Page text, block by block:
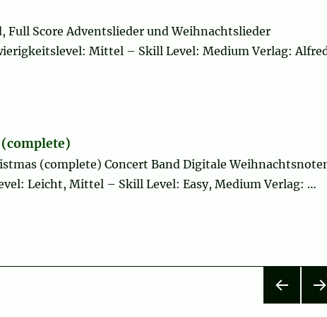
Full Score Adventslieder und Weihnachtslieder
Mittel – Skill Level: Medium Verlag:
(complete) Concert Band Digitale
Leicht, Mittel – Skill Level: Easy, Medium Verlag: …